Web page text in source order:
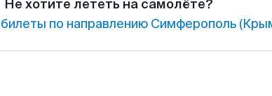
Не хотите лететь на самолёте?
по направлению Симферополь